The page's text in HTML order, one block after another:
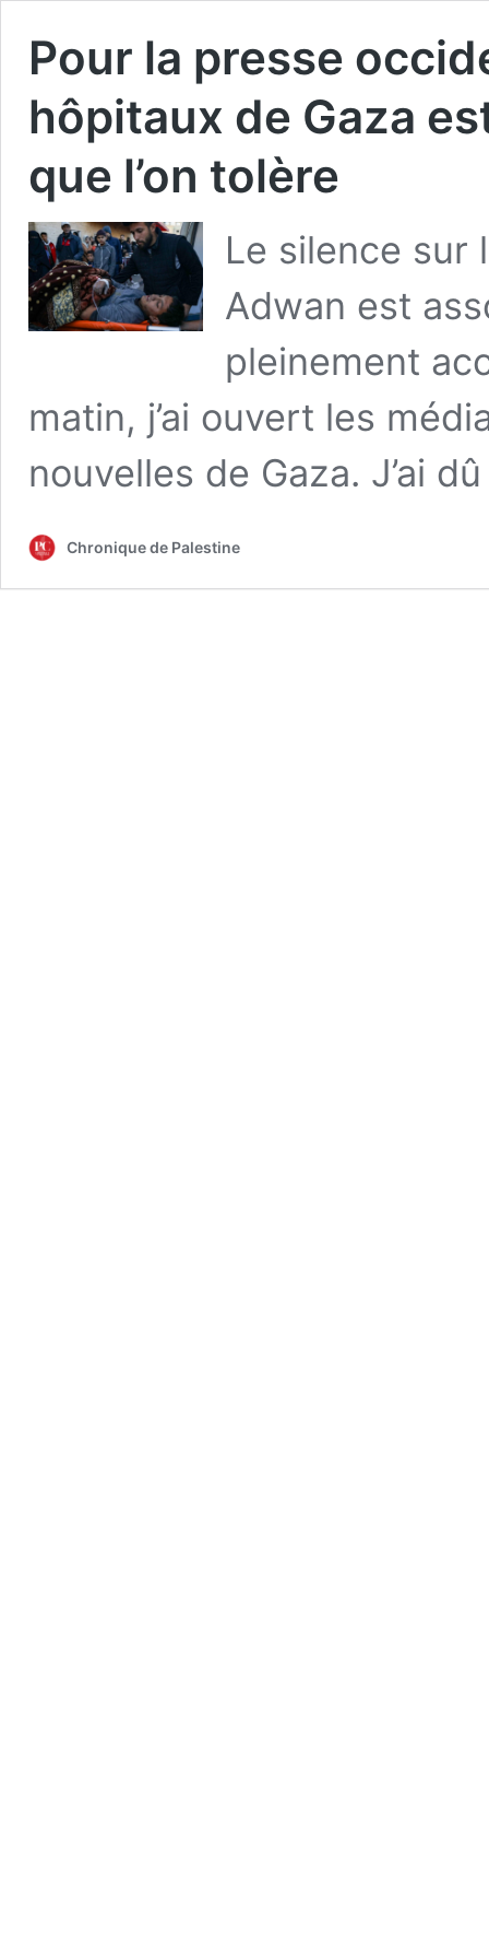
Pour la presse
hôpitaux de Gaza
que l’on tolère
Le silence sur
Adwan est
pleinement
matin, j’ai ouvert les
nouvelles de Gaza. J’ai
Chronique de Palestine